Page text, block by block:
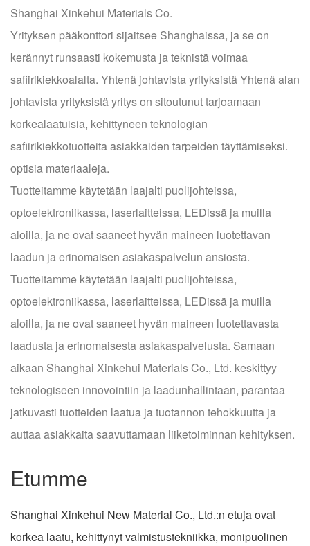
Shanghai Xinkehui Materials Co.
Yrityksen pääkonttori sijaitsee Shanghaissa, ja se on
kerännyt runsaasti kokemusta ja teknistä voimaa
safiirikiekkoalalta. Yhtenä johtavista yrityksistä Yhtenä alan
johtavista yrityksistä yritys on sitoutunut tarjoamaan
korkealaatuisia, kehittyneen teknologian
safiirikiekkotuotteita asiakkaiden tarpeiden täyttämiseksi.
optisia materiaaleja.
Tuotteitamme käytetään laajalti puolijohteissa,
optoelektroniikassa, laserlaitteissa, LEDissä ja muilla
aloilla, ja ne ovat saaneet hyvän maineen luotettavan
laadun ja erinomaisen asiakaspalvelun ansiosta.
Tuotteitamme käytetään laajalti puolijohteissa,
optoelektroniikassa, laserlaitteissa, LEDissä ja muilla
aloilla, ja ne ovat saaneet hyvän maineen luotettavasta
laadusta ja erinomaisesta asiakaspalvelusta. Samaan
aikaan Shanghai Xinkehui Materials Co., Ltd. keskittyy
teknologiseen innovointiin ja laadunhallintaan, parantaa
jatkuvasti tuotteiden laatua ja tuotannon tehokkuutta ja
auttaa asiakkaita saavuttamaan liiketoiminnan kehityksen.
Etumme
Shanghai Xinkehui New Material Co., Ltd.:n etuja ovat
korkea laatu, kehittynyt valmistustekniikka, monipuolinen